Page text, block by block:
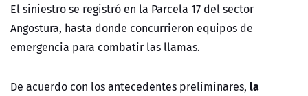
El siniestro se registró en la Parcela 17 del sector
Angostura, hasta donde concurrieron equipos de
emergencia para combatir las llamas.
De acuerdo con los antecedentes preliminares, la